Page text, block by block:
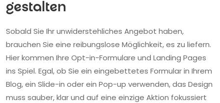
gestalten
Sobald Sie Ihr unwiderstehliches Angebot haben,
brauchen Sie eine reibungslose Möglichkeit, es zu liefern.
Hier kommen Ihre Opt-in-Formulare und Landing Pages
ins Spiel. Egal, ob Sie ein eingebettetes Formular in Ihrem
Blog, ein Slide-in oder ein Pop-up verwenden, das Design
muss sauber, klar und auf eine einzige Aktion fokussiert